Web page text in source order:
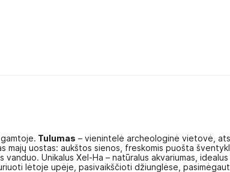
Tulumas – vienintelė archeologinė vietovė,
majų uostas: aukštos sienos, freskomis puošta
Unikalus Xel-Ha – natūralus akvariumas,
lėtoje upėje, pasivaikščioti džiunglėse,